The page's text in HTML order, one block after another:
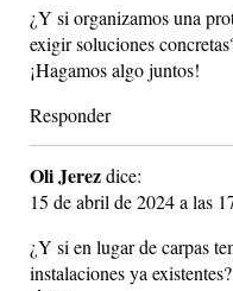
¿Y si organizamos una
exigir soluciones
¡Hagamos algo juntos!
Responder
Oli Jerezdice:
15 de abril de 2024 a las
¿Y si en lugar de carpas
instalaciones ya